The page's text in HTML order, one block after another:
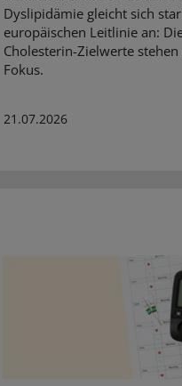
Dyslipidämie gleicht sich
europäischen Leitlinie an:
Cholesterin-Zielwerte
Fokus.
21.07.2026